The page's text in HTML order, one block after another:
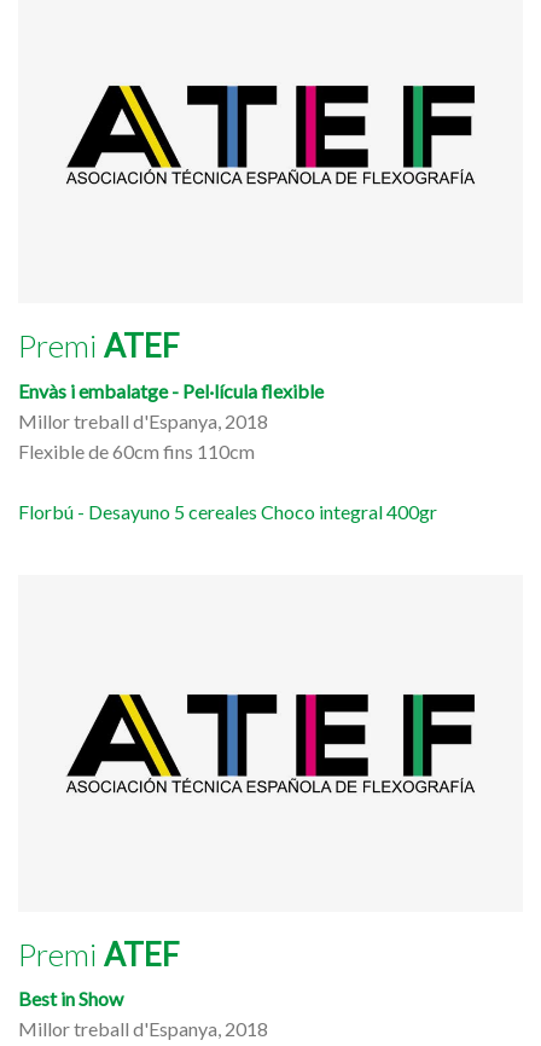
Premi ATEF
Envàs i embalatge - Pel·lícula flexible
Millor treball d'Espanya, 2018
Flexible de 60cm fins 110cm
Florbú - Desayuno 5 cereales Choco integral 400gr
Premi ATEF
Best in Show
Millor treball d'Espanya, 2018